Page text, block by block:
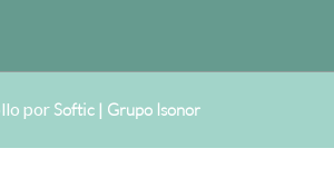
por Softic | Grupo Isonor